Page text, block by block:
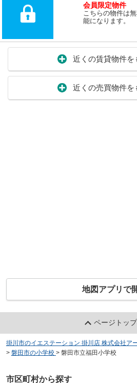
会員限定物件
こちらの物件は
能になります。
近くの賃貸物件を
近くの売買物件を
地図アプリで
ページトッ
掛川市のイエステーション 掛川店 株式会社ア
> 磐田市の小学校 > 磐田市立福田小学校
市区町村から探す